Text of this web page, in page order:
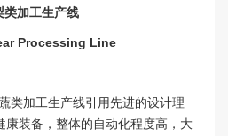
类加工生产线
Processing Line
类加工生产线引用先进的设计理
康装备，整体的自动化程度高，大